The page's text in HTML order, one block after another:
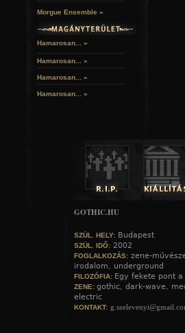
Morgue Ensemble »
Hamarosan... »
Hamarosan... »
Hamarosan... »
Hamarosan... »
GOTHIC.HU
SZÜL. HELY: Budapest
SZÜL. IDŐ: 2002
FOGLALKOZÁS: zene-
irodalom, underground
FILOZÓFIA: Egy fekete pont a
ZENE: gothic, dark-wave,
electric
KONTAKT: